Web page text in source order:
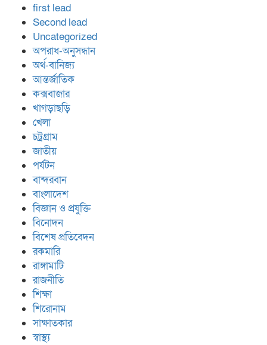
first lead
Second lead
Uncategorized
অপরাধ-অনুসন্ধান
অর্থ-বানিজ্য
আন্তর্জাতিক
কক্সবাজার
খাগড়াছড়ি
খেলা
চট্রগ্রাম
জাতীয়
পর্যটন
বান্দরবান
বাংলাদেশ
বিজ্ঞান ও প্রযুক্তি
বিনোদন
বিশেষ প্রতিবেদন
রকমারি
রাঙ্গামাটি
রাজনীতি
শিক্ষা
শিরোনাম
সাক্ষাতকার
স্বাস্থ্য